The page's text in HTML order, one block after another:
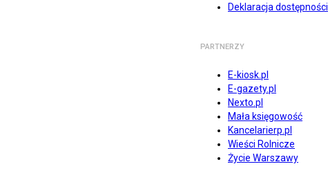
Deklaracja dostępności
PARTNERZY
E-kiosk.pl
E-gazety.pl
Nexto.pl
Mała księgowość
Kancelarierp.pl
Wieści Rolnicze
Życie Warszawy